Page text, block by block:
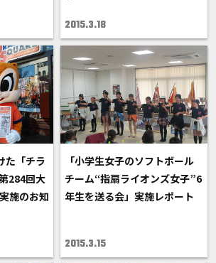
2015.3.18
た「チラ
284回大
施のお知
「小学生女子のソフトボール
チーム“指扇ライオンズ女子”6
年生を送る会」実施レポート
2015.3.15